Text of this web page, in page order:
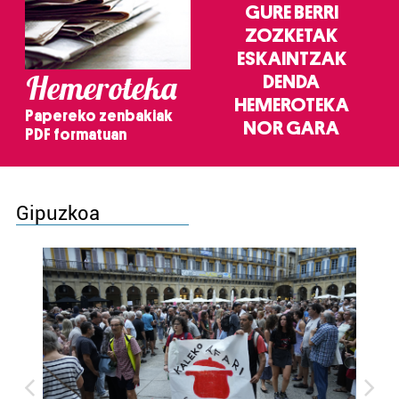
Hemeroteka
Papereko zenbakiak
PDF formatuan
GURE BERRI
ZOZKETAK
ESKAINTZAK
DENDA
HEMEROTEKA
NOR GARA
Gipuzkoa